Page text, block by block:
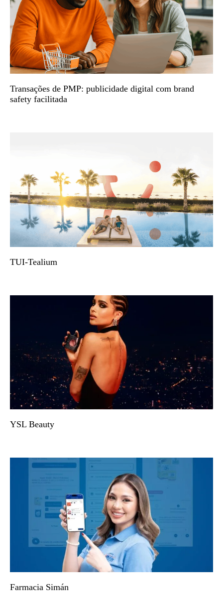
Transações de PMP: publicidade digital com brand
safety facilitada
TUI-Tealium
YSL Beauty
Farmacia Simán